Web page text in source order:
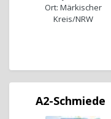
Ort: Märkischer
Kreis/NRW
A2-Schmiede